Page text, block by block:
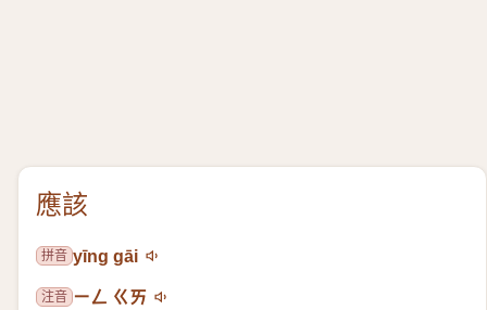
應該
拼音 yīng gāi
注音 ㄧㄥ ㄍㄞ